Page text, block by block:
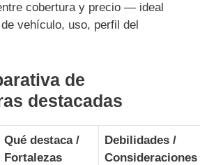
cobertura y precio — ideal
vehículo, uso, perfil del
de
destacadas
Qué destaca /
Fortalezas
Debilidades /
Consideraciones